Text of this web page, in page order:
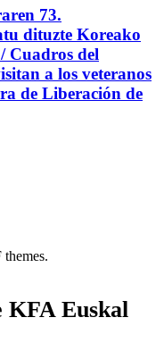
73.
dituzte Koreako
Cuadros del
a los veteranos
de Liberación de
KFA Euskal